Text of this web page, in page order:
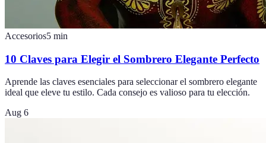
Accesorios5 min
10 Claves para Elegir el Sombrero Elegante Perfecto
Aprende las claves esenciales para seleccionar el sombrero elegante
ideal que eleve tu estilo. Cada consejo es valioso para tu elección.
Aug 6